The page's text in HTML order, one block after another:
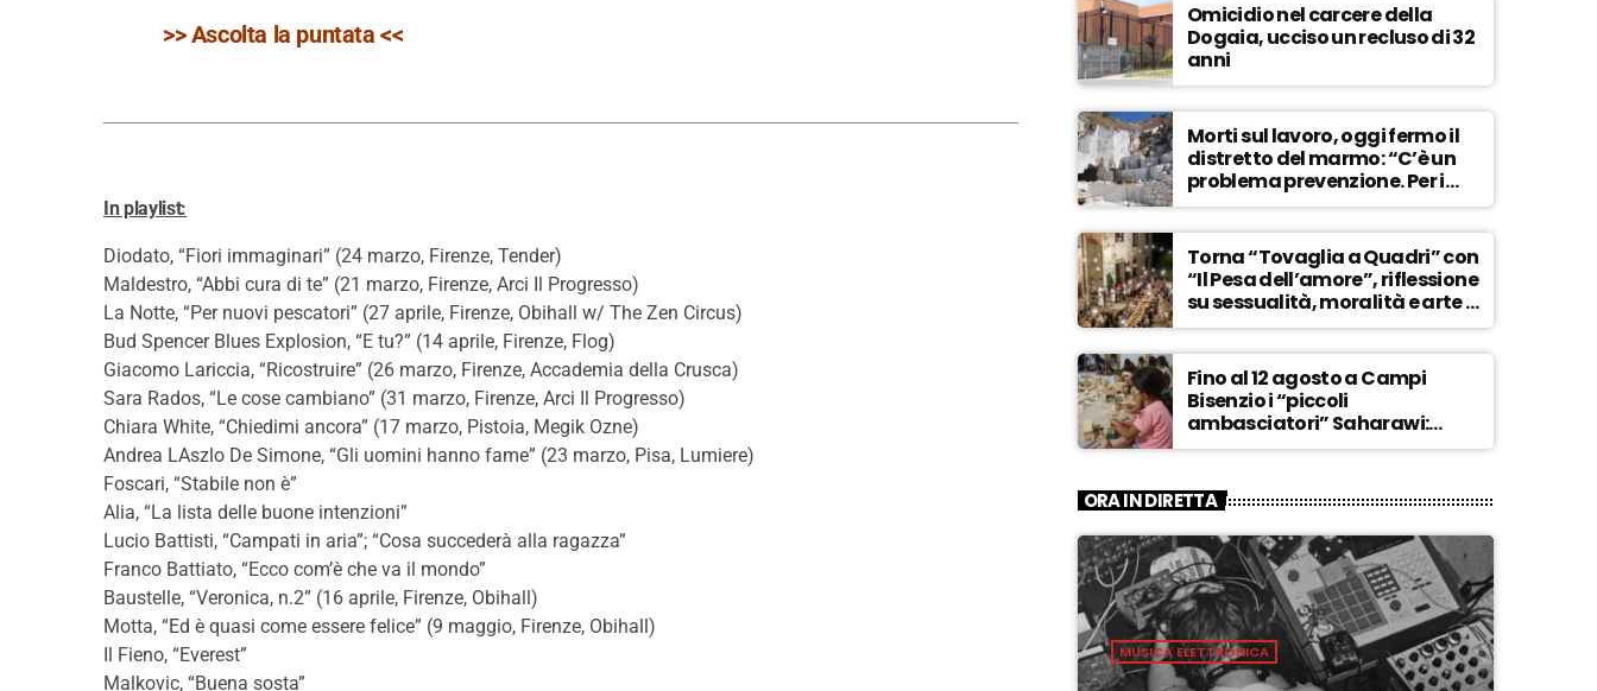
>> Ascolta la puntata <<
In playlist:
Diodato, “Fiori immaginari” (24 marzo, Firenze, Tender)
Maldestro, “Abbi cura di te” (21 marzo, Firenze, Arci Il Progresso)
La Notte, “Per nuovi pescatori” (27 aprile, Firenze, Obihall w/ The Zen Circus)
Bud Spencer Blues Explosion, “E tu?” (14 aprile, Firenze, Flog)
Giacomo Lariccia, “Ricostruire” (26 marzo, Firenze, Accademia della Crusca)
Sara Rados, “Le cose cambiano” (31 marzo, Firenze, Arci Il Progresso)
Chiara White, “Chiedimi ancora” (17 marzo, Pistoia, Megik Ozne)
Andrea LAszlo De Simone, “Gli uomini hanno fame” (23 marzo, Pisa, Lumiere)
Foscari, “Stabile non è”
Alia, “La lista delle buone intenzioni”
Lucio Battisti, “Campati in aria”; “Cosa succederà alla ragazza”
Franco Battiato, “Ecco com’è che va il mondo”
Baustelle, “Veronica, n.2” (16 aprile, Firenze, Obihall)
Motta, “Ed è quasi come essere felice” (9 maggio, Firenze, Obihall)
Il Fieno, “Everest”
Malkovic, “Buena sosta”
Omicidio nel carcere della
Dogaia, ucciso un recluso di 32
anni
Morti sul lavoro, oggi fermo il
distretto del marmo: “C’è un
problema prevenzione. Per i
controlli, un solo ispettore” –
ASCOLTA
Torna “Tovaglia a Quadri” con
“Il Pesa dell’amore”, riflessione
su sessualità, moralità e arte –
ASCOLTA
Fino al 12 agosto a Campi
Bisenzio i “piccoli
ambasciatori” Saharawi:
“Sostenere la loro causa,
invadente” – ASCOLTA
ORA IN DIRETTA
MUSICA ELETTRONICA